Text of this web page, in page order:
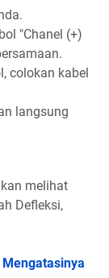
"Chanel (+)
colokan kabel
langsung
melihat
Defleksi,